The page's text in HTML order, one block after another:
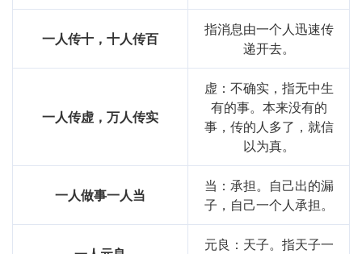
一人传十，十人传百
指消息由一个人迅速传
递开去。
一人传虚，万人传实
虚：不确实，指无中生
有的事。本来没有的
事，传的人多了，就信
以为真。
一人做事一人当
当：承担。自己出的漏
子，自己一个人承担。
元良：天子。指天子一